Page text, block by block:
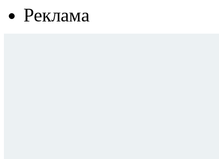
Реклама